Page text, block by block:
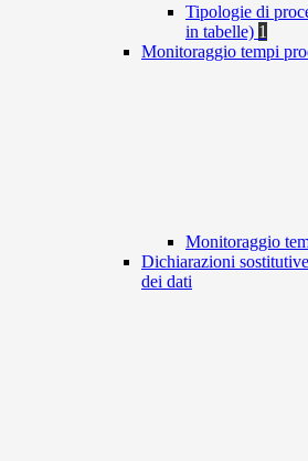
Tipologie di
in tabelle) 1
Monitoraggio tempi
Monitoraggio
Dichiarazioni
dei dati